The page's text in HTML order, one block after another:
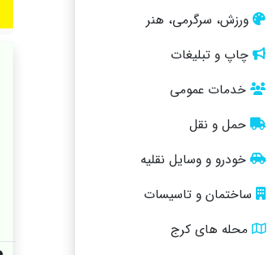
ورزش، سرگرمی، هنر
چاپ و تبلیغات
خدمات عمومی
حمل و نقل
خودرو و وسایل نقلیه
ساختمان و تاسیسات
محله های کرج